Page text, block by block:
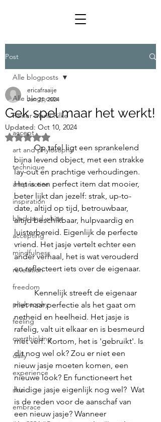
Post
Alle blogposts
Rainer Maria Rilke
accept
art and phylosophy
technique
art practice
inspiration
black and white
accepting
mindfulness
revelation
freedom
phylosophy
feeling
overthinking
daily
experience
skin
embrace
Alle blogposts
Gek spel maar het werkt!
ericafraaije
Jan 21, 2024
Updated: Oct 10, 2024
Rated NaN out of 5 stars.
	Op tafel ligt een sprankelend
bijna levend object, met een strakke
lay-out en prachtige verhoudingen.
Het is een perfect item dat mooier,
beter lijkt dan jezelf: strak, up-to-
date, altijd op tijd, betrouwbaar,
altijd beschikbaar, hulpvaardig en
luisterbereid. Eigenlijk de perfecte
vriend. Het jasje vertelt echter een
ander verhaal, het is wat verouderd
en reflecteert iets over de eigenaar.
	Kennelijk streeft de eigenaar
niet naar perfectie als het gaat om
netheid en heelheid. Het jasje is
rafelig, valt uit elkaar en is besmeurd
met verf. Kortom, het is 'gebruikt'. Is
dit nog wel ok? Zou er niet een
nieuw jasje moeten komen, een
nieuwe look? En functioneert het
huidige jasje eigenlijk nog wel?  Wat
is de reden voor de aanschaf van
een nieuw jasje? Wanneer